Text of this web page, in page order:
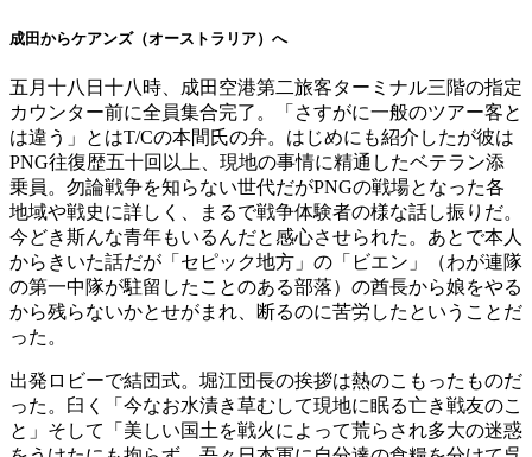
成田からケアンズ（オーストラリア）へ
五月十八日十八時、成田空港第二旅客ターミナル三階の指定
カウンター前に全員集合完了。「さすがに一般のツアー客と
は違う」とはT/Cの本間氏の弁。はじめにも紹介したが彼は
PNG往復歴五十回以上、現地の事情に精通したベテラン添
乗員。勿論戦争を知らない世代だがPNGの戦場となった各
地域や戦史に詳しく、まるで戦争体験者の様な話し振りだ。
今どき斯んな青年もいるんだと感心させられた。あとで本人
からきいた話だが「セピック地方」の「ビエン」（わが連隊
の第一中隊が駐留したことのある部落）の酋長から娘をやる
から残らないかとせがまれ、断るのに苦労したということだ
った。
出発ロビーで結団式。堀江団長の挨拶は熱のこもったものだ
った。臼く「今なお水漬き草むして現地に眠る亡き戦友のこ
と」そして「美しい国土を戦火によって荒らされ多大の迷惑